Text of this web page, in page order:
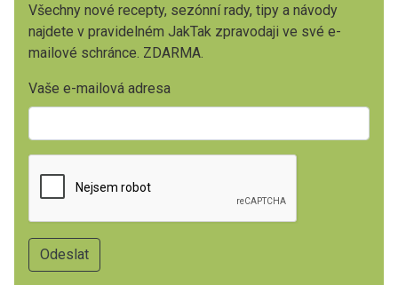
Všechny nové recepty, sezónní rady, tipy a návody
najdete v pravidelném JakTak zpravodaji ve své e-
mailové schránce. ZDARMA.
Vaše e-mailová adresa